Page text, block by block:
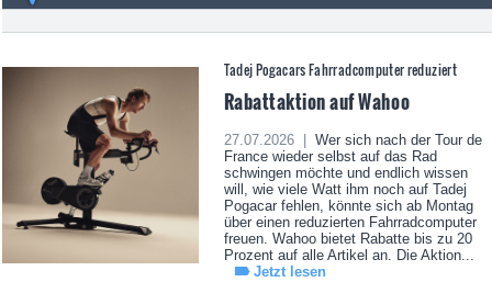
Tadej Pogacars Fahrradcomputer reduziert
Rabattaktion auf Wahoo
27.07.2026 |
Wer sich nach der Tour de
France wieder selbst auf das Rad
schwingen möchte und endlich wissen
will, wie viele Watt ihm noch auf Tadej
Pogacar fehlen, könnte sich ab Montag
über einen reduzierten Fahrradcomputer
freuen. Wahoo bietet Rabatte bis zu 20
Prozent auf alle Artikel an. Die Aktion...
Jetzt lesen